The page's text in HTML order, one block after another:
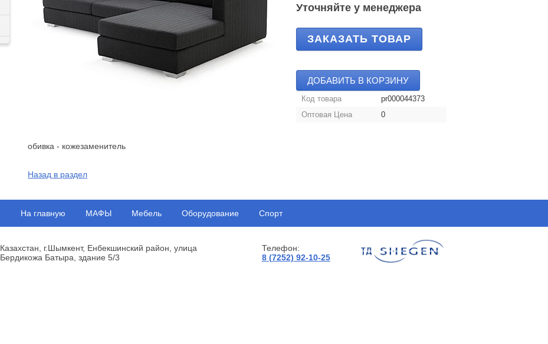
Уточняйте у менеджера
ЗАКАЗАТЬ ТОВАР
ДОБАВИТЬ В КОРЗИНУ
Код товара
pr000044373
Оптовая Цена
0
обивка - кожезаменитель
Назад в раздел
На главную МАФЫ Мебель Оборудование Спорт
Казахстан, г.Шымкент, Енбекшинский район, улица
Бердикожа Батыра, здание 5/3
Телефон:
8 (7252) 92-10-25